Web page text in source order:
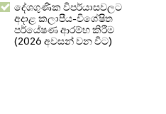
දේශගුණික විපර්යාසවලට
අදාළ කලාපීය-විශේෂිත
පර්යේෂණ ආරම්භ කිරීම
(2026 අවසන් වන විට)